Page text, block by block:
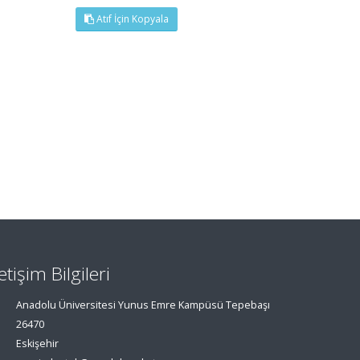
Atıf İçin Kopyala
Bilgileri
Anadolu Üniversitesi Yunus Emre Kampüsü Tepebaşı
26470
Eskişehir